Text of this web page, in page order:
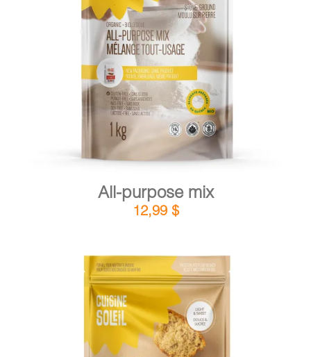
ADD TO CART / DETAILS
All-purpose mix
12,99 $